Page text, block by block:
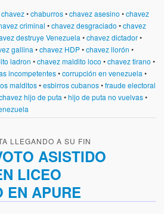
•chaburros•chavez asesino •chavez
criminal •chavez desgraciado •chavez
destruye Venezuela •chavez dictador•
gallina •chavez HDP•chavez llorón •
ladron •chavez maldito loco •chavez tirano •
incompetentes•corrupción en venezuela •
malditos•esbirros cubanos•fraude electoral
hijo de puta •hijo de puta no vuelvas•
LLEGANDO A SU FIN
ASISTIDO
LICEO
EN APURE